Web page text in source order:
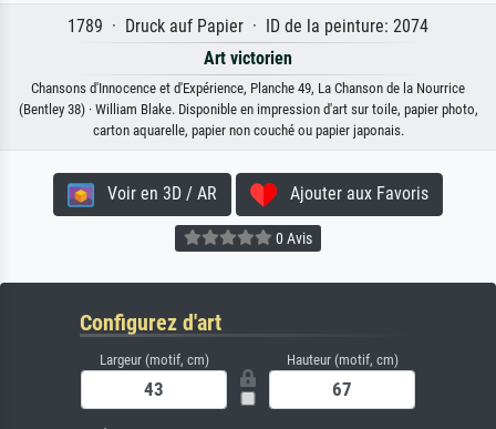
1789 · Druck auf Papier · ID de la peinture: 2074
Art victorien
Chansons d'Innocence et d'Expérience, Planche 49, La Chanson de la Nourrice
(Bentley 38) · William Blake. Disponible en impression d'art sur toile, papier photo,
carton aquarelle, papier non couché ou papier japonais.
Voir en 3D / AR Ajouter aux Favoris
0 Avis
Configurez d'art
Largeur (motif, cm) Hauteur (motif, cm)